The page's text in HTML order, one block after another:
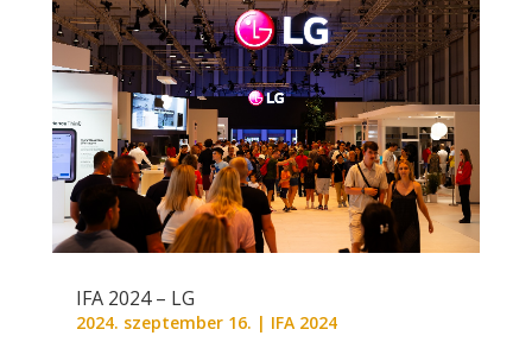
IFA 2024 – LG
2024. szeptember 16. | IFA 2024